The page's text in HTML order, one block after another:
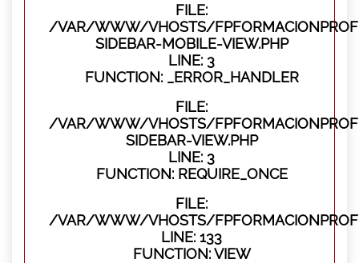
FILE:
/VAR/WWW/VHOSTS/
SIDEBAR-MOBILE-VIEW.PHP
LINE: 3
FUNCTION: _ERROR_HANDLER
FILE:
/VAR/WWW/VHOSTS/
SIDEBAR-VIEW.PHP
LINE: 3
FUNCTION: REQUIRE_ONCE
FILE:
/VAR/WWW/VHOSTS/
LINE: 133
FUNCTION: VIEW